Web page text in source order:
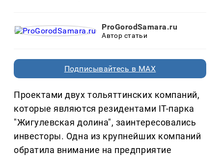
ProGorodSamara.ru
Автор статьи
Подписывайтесь в MAX
Проектами двух тольяттинских компаний,
которые являются резидентами IT-парка
"Жигулевская долина", заинтересовались
инвесторы. Одна из крупнейших компаний
обратила внимание на предприятие